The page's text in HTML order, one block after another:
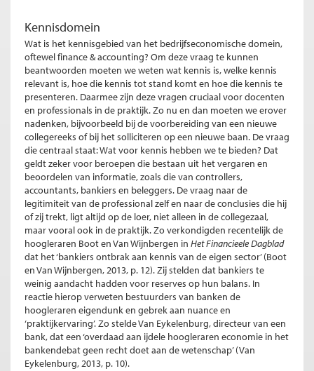
Kennisdomein
Wat is het kennisgebied van het bedrijfseconomische domein,
oftewel finance & accounting? Om deze vraag te kunnen
beantwoorden moeten we weten wat kennis is, welke kennis
relevant is, hoe die kennis tot stand komt en hoe die kennis te
presenteren. Daarmee zijn deze vragen cruciaal voor docenten
en professionals in de praktijk. Zo nu en dan moeten we erover
nadenken, bijvoorbeeld bij de voorbereiding van een nieuwe
collegereeks of bij het solliciteren op een nieuwe baan. De vraag
die centraal staat: Wat voor kennis hebben we te bieden? Dat
geldt zeker voor beroepen die bestaan uit het vergaren en
beoordelen van informatie, zoals die van controllers,
accountants, bankiers en beleggers. De vraag naar de
legitimiteit van de professional zelf en naar de conclusies die hij
of zij trekt, ligt altijd op de loer, niet alleen in de collegezaal,
maar vooral ook in de praktijk. Zo verkondigden recentelijk de
hoogleraren Boot en Van Wijnbergen in Het Financieele Dagblad
dat het ‘bankiers ontbrak aan kennis van de eigen sector’ (Boot
en Van Wijnbergen, 2013, p. 12). Zij stelden dat bankiers te
weinig aandacht hadden voor reserves op hun balans. In
reactie hierop verweten bestuurders van banken de
hoogleraren eigendunk en gebrek aan nuance en
‘praktijkervaring’. Zo stelde Van Eykelenburg, directeur van een
bank, dat een ‘overdaad aan ijdele hoogleraren economie in het
bankendebat geen recht doet aan de wetenschap’ (Van
Eykelenburg, 2013, p. 10).